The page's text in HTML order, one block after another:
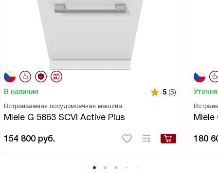
В наличии 5 (5)
Встраиваемая посудомоечная машина
Miele G 5863 SCVi Active Plus
154 800 руб.
Miele
180